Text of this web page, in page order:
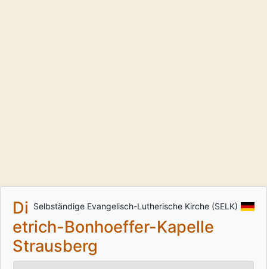
Selbständige Evangelisch-Lutherische Kirche (SELK)
Di
etrich-Bonhoeffer-Kapelle
Strausberg